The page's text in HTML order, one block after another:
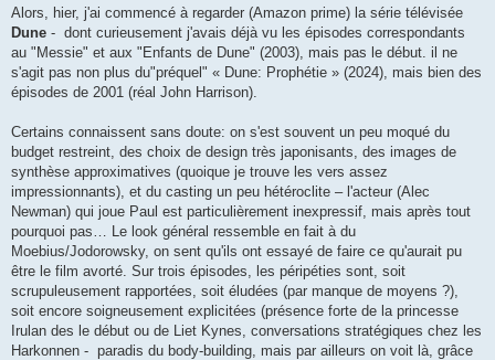
a
g
Alors, hier, j'ai commencé à regarder (Amazon prime) la série télévisée
Dune - dont curieusement j'avais déjà vu les épisodes correspondants
au "Messie" et aux "Enfants de Dune" (2003), mais pas le début. il ne
s'agit pas non plus du"préquel" « Dune: Prophétie » (2024), mais bien des
épisodes de 2001 (réal John Harrison).
Certains connaissent sans doute: on s'est souvent un peu moqué du
budget restreint, des choix de design très japonisants, des images de
synthèse approximatives (quoique je trouve les vers assez
impressionnants), et du casting un peu hétéroclite – l'acteur (Alec
Newman) qui joue Paul est particulièrement inexpressif, mais après tout
pourquoi pas… Le look général ressemble en fait à du
Moebius/Jodorowsky, on sent qu'ils ont essayé de faire ce qu'aurait pu
être le film avorté. Sur trois épisodes, les péripéties sont, soit
scrupuleusement rapportées, soit éludées (par manque de moyens ?),
soit encore soigneusement explicitées (présence forte de la princesse
Irulan des le début ou de Liet Kynes, conversations stratégiques chez les
Harkonnen - paradis du body-building, mais par ailleurs on voit là, grâce